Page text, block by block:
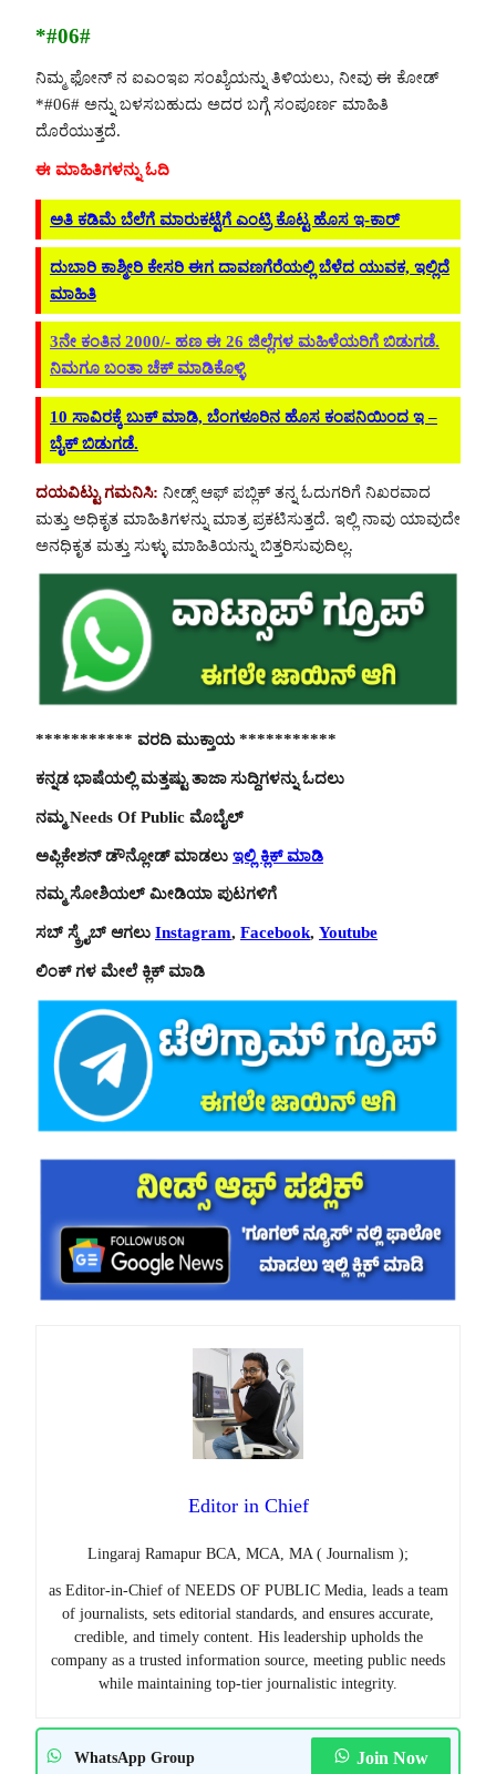
*#06#
ನಿಮ್ಮ ಫೋನ್ ನ ಐಎಂಇಐ ಸಂಖ್ಯೆಯನ್ನು ತಿಳಿಯಲು, ನೀವು ಈ ಕೋಡ್
*#06# ಅನ್ನು ಬಳಸಬಹುದು ಅದರ ಬಗ್ಗೆ ಸಂಪೂರ್ಣ ಮಾಹಿತಿ
ದೊರೆಯುತ್ತದೆ.
ಈ ಮಾಹಿತಿಗಳನ್ನು ಓದಿ
ಅತಿ ಕಡಿಮೆ ಬೆಲೆಗೆ ಮಾರುಕಟ್ಟೆಗೆ ಎಂಟ್ರಿ ಕೊಟ್ಟ ಹೊಸ ಇ-ಕಾರ್
ದುಬಾರಿ ಕಾಶ್ಮೀರಿ ಕೇಸರಿ ಈಗ ದಾವಣಗೆರೆಯಲ್ಲಿ ಬೆಳೆದ ಯುವಕ, ಇಲ್ಲಿದೆ
ಮಾಹಿತಿ
3ನೇ ಕಂತಿನ 2000/- ಹಣ ಈ 26 ಜಿಲ್ಲೆಗಳ ಮಹಿಳೆಯರಿಗೆ ಬಿಡುಗಡೆ.
ನಿಮಗೂ ಬಂತಾ ಚೆಕ್ ಮಾಡಿಕೊಳ್ಳಿ
10 ಸಾವಿರಕ್ಕೆ ಬುಕ್ ಮಾಡಿ, ಬೆಂಗಳೂರಿನ ಹೊಸ ಕಂಪನಿಯಿಂದ ಇ –
ಬೈಕ್ ಬಿಡುಗಡೆ.
ದಯವಿಟ್ಟು ಗಮನಿಸಿ: ನೀಡ್ಸ್ ಆಫ್ ಪಬ್ಲಿಕ್ ತನ್ನ ಓದುಗರಿಗೆ ನಿಖರವಾದ
ಮತ್ತು ಅಧಿಕೃತ ಮಾಹಿತಿಗಳನ್ನು ಮಾತ್ರ ಪ್ರಕಟಿಸುತ್ತದೆ. ಇಲ್ಲಿ ನಾವು ಯಾವುದೇ
ಅನಧಿಕೃತ ಮತ್ತು ಸುಳ್ಳು ಮಾಹಿತಿಯನ್ನು ಬಿತ್ತರಿಸುವುದಿಲ್ಲ.
*********** ವರದಿ ಮುಕ್ತಾಯ ***********
ಕನ್ನಡ ಭಾಷೆಯಲ್ಲಿ ಮತ್ತಷ್ಟು ತಾಜಾ ಸುದ್ದಿಗಳನ್ನು ಓದಲು
ನಮ್ಮ Needs Of Public ಮೊಬೈಲ್
ಅಪ್ಲಿಕೇಶನ್ ಡೌನ್ಲೋಡ್ ಮಾಡಲು ಇಲ್ಲಿ ಕ್ಲಿಕ್ ಮಾಡಿ
ನಮ್ಮ ಸೋಶಿಯಲ್ ಮೀಡಿಯಾ ಪುಟಗಳಿಗೆ
ಸಬ್ ಸ್ಕ್ರೈಬ್ ಆಗಲು Instagram, Facebook, Youtube
ಲಿಂಕ್ ಗಳ ಮೇಲೆ ಕ್ಲಿಕ್ ಮಾಡಿ
Editor in Chief
Lingaraj Ramapur BCA, MCA, MA ( Journalism );
as Editor-in-Chief of NEEDS OF PUBLIC Media, leads a team
of journalists, sets editorial standards, and ensures accurate,
credible, and timely content. His leadership upholds the
company as a trusted information source, meeting public needs
while maintaining top-tier journalistic integrity.
WhatsApp Group Join Now